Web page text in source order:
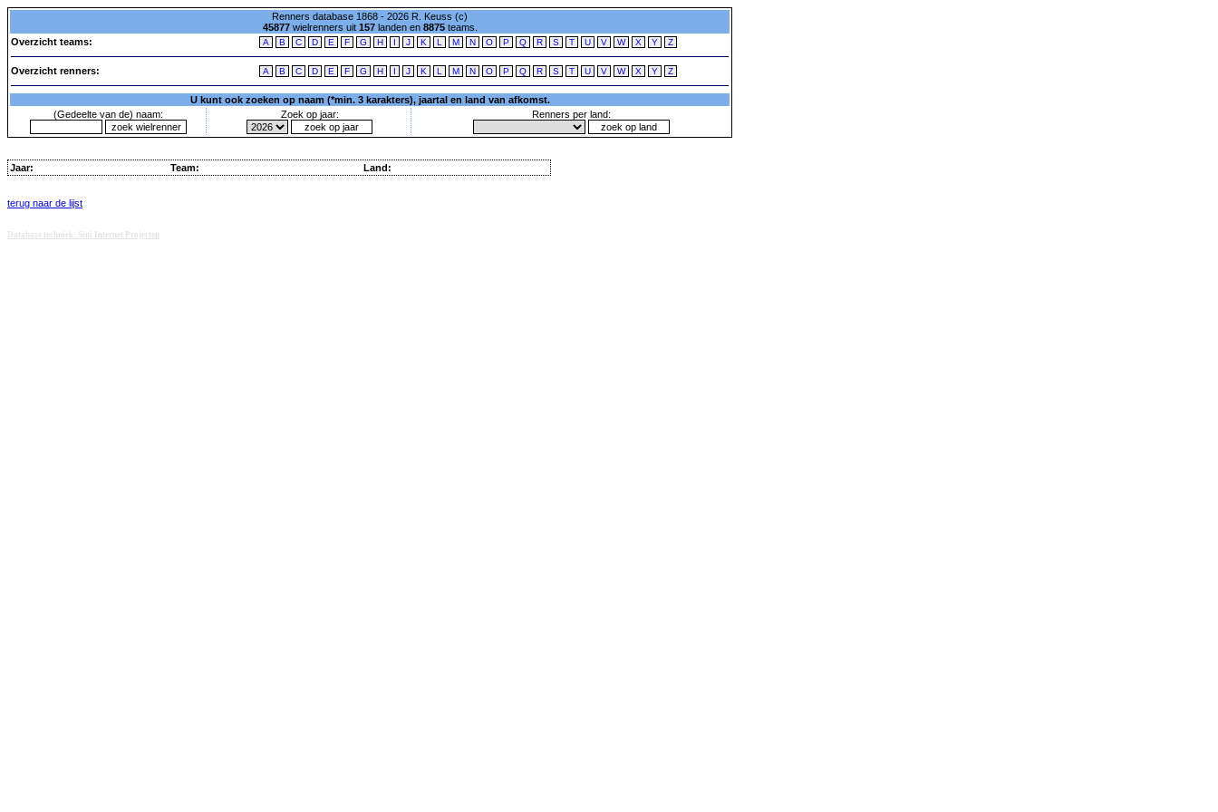
Renners database 1868 - 2026 R. Keuss (c)
45877wielrenners uit 157landen en 8875teams.
Overzicht teams:
A B C D E F G H I J K L M N O P Q R S T U V W X Y Z
Overzicht renners: A B C D E F G H I J K L M N O P Q R S T U V W X Y Z
U kunt ook zoeken op naam (*min. 3 karakters), jaartal en land van afkomst.
(Gedeelte van de) naam:
Zoek op jaar: Renners per land:
Jaar: Team: Land:
terug naar de lijst
Database techniek: Sini Internet Projecten